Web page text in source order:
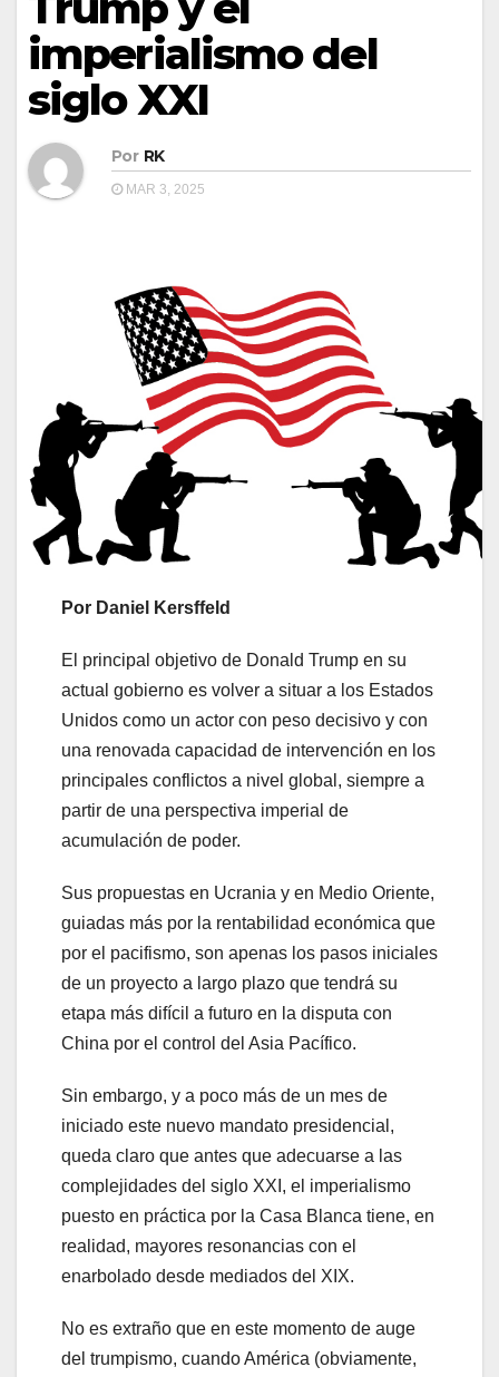
imperialismo del
siglo XXI
Por RK
MAR 3, 2025
Por Daniel Kersffeld
El principal objetivo de Donald Trump en su
actual gobierno es volver a situar a los Estados
Unidos como un actor con peso decisivo y con
una renovada capacidad de intervención en los
principales conflictos a nivel global, siempre a
partir de una perspectiva imperial de
acumulación de poder.
Sus propuestas en Ucrania y en Medio Oriente,
guiadas más por la rentabilidad económica que
por el pacifismo, son apenas los pasos iniciales
de un proyecto a largo plazo que tendrá su
etapa más difícil a futuro en la disputa con
China por el control del Asia Pacífico.
Sin embargo, y a poco más de un mes de
iniciado este nuevo mandato presidencial,
queda claro que antes que adecuarse a las
complejidades del siglo XXI, el imperialismo
puesto en práctica por la Casa Blanca tiene, en
realidad, mayores resonancias con el
enarbolado desde mediados del XIX.
No es extraño que en este momento de auge
del trumpismo, cuando América (obviamente,